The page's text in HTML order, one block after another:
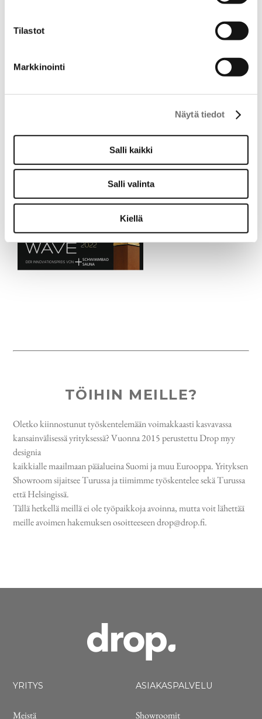
Tilastot
Markkinointi
Näytä tiedot
Salli kaikki
Salli valinta
Kiellä
ensimmäisen palkinnon. Drop allasvalikoimaan julkaistiin uutena
värinä kovasti toivottu musta sekä uusi pienempi malli Vuolle
compact.
TÖIHIN MEILLE?
Oletko kiinnostunut työskentelemään voimakkaasti kasvavassa
kansainvälisessä yrityksessä? Vuonna 2015 perustettu Drop myy
designia
kaikkialle maailmaan pääalueina Suomi ja muu Eurooppa. Yrityksen
Showroom sijaitsee Turussa ja tiimimme työskentelee sekä Turussa
että Helsingissä.
Tällä hetkellä meillä ei ole työpaikkoja avoinna, mutta voit lähettää
meille avoimen hakemuksen osoitteeseen drop@drop.fi.
YRITYS
Meistä
ASIAKASPALVELU
Showroomit